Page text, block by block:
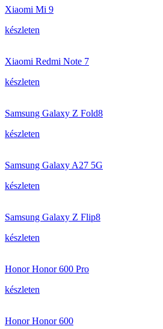
Xiaomi Mi 9
készleten
Xiaomi Redmi Note 7
készleten
Samsung Galaxy Z Fold8
készleten
Samsung Galaxy A27 5G
készleten
Samsung Galaxy Z Flip8
készleten
Honor Honor 600 Pro
készleten
Honor Honor 600